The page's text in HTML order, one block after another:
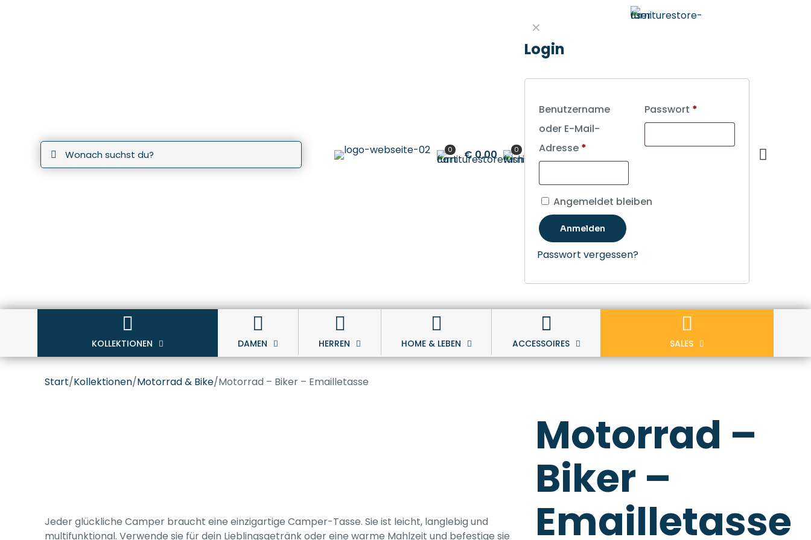
0 € 0,00 0
✕
Login
Benutzername
oder E-Mail-
Adresse *
Passwort *
Angemeldet bleiben
Anmelden
Passwort vergessen?
KOLLEKTIONEN DAMEN HERREN HOME & LEBEN ACCESSOIRES SALES
Start/Kollektionen/Motorrad & Bike/Motorrad – Biker – Emailletasse
Jeder glückliche Camper braucht eine einzigartige Camper-Tasse. Sie ist leicht, langlebig und
multifunktional. Verwende sie für dein Lieblingsgetränk oder eine warme Mahlzeit und befestige sie
Motorrad –
Biker –
Emailletasse